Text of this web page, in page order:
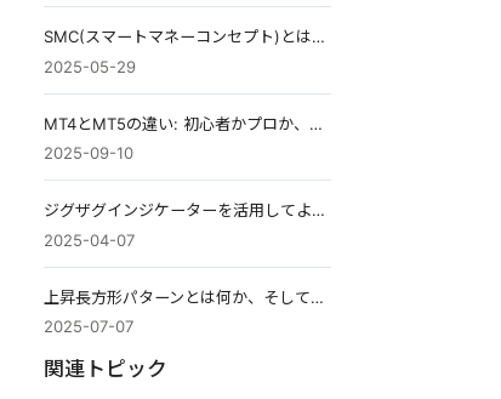
SMC(スマートマネーコンセプト)とは？完全ガイド
2025-05-29
MT4とMT5の違い: 初心者かプロか、どちらがあなたにぴったりでしょうか?
2025-09-10
ジグザグインジケーターを活用してより良い取引を行う方法
2025-04-07
上昇長方形パターンとは何か、そしてそれをどのように取引するか
2025-07-07
関連トピック